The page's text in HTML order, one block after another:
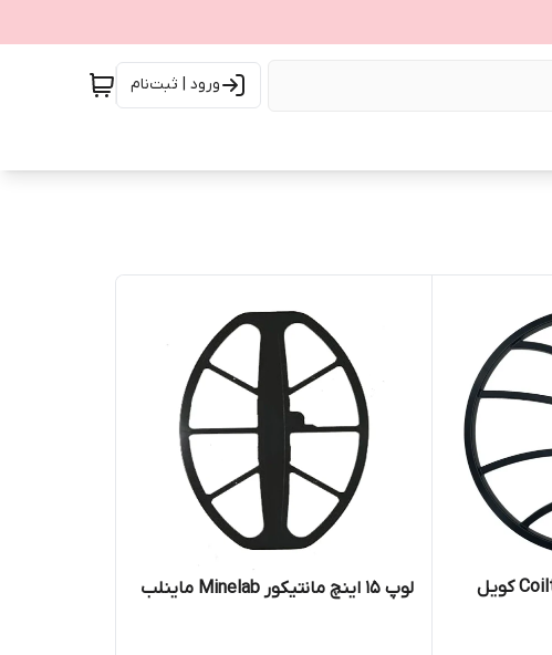
ورود | ثبت‌نام
لوپ 18 اینچ مانتیکور Coiltek کویل
لوپ 15 اینچ مانتیکور Minelab ماینلب